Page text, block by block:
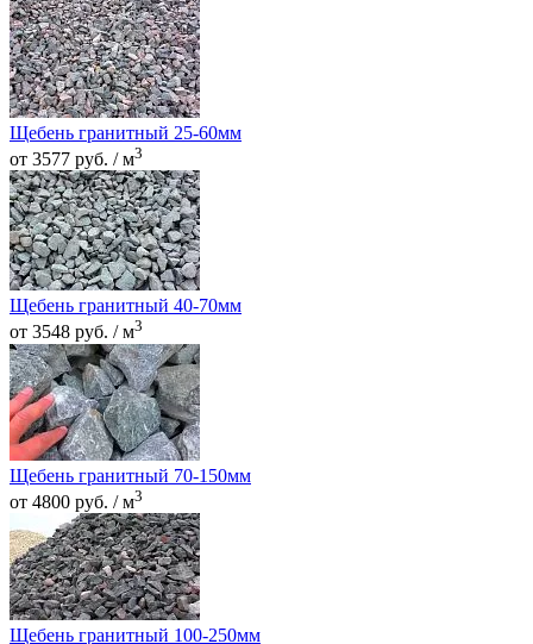
Щебень гранитный 25-60мм
от 3577 руб. / м3
Щебень гранитный 40-70мм
от 3548 руб. / м3
Щебень гранитный 70-150мм
от 4800 руб. / м3
Щебень гранитный 100-250мм